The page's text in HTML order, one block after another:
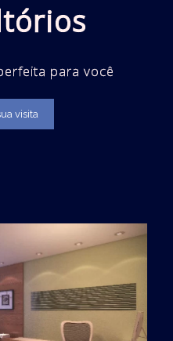
para você
visita